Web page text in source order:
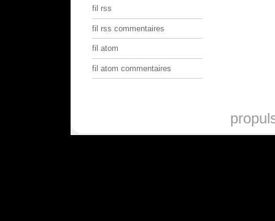
fil rss
fil rss commentaires
fil atom
fil atom commentaires